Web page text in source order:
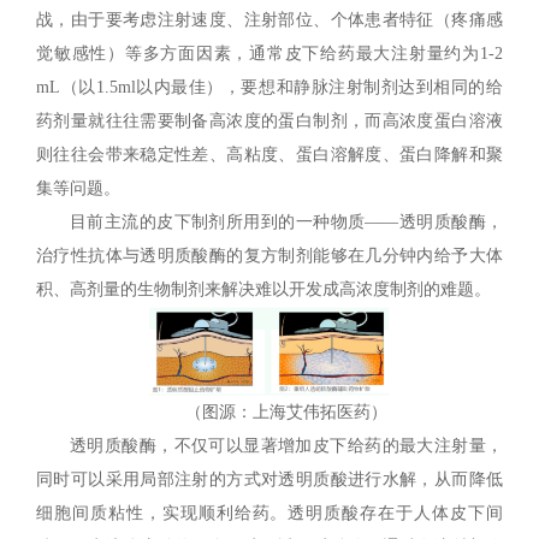
战，由于要考虑注射速度、注射部位、个体患者特征（疼痛感
觉敏感性）等多方面因素，通常皮下给药最大注射量约为1-2
mL（以1.5ml以内最佳），要想和静脉注射制剂达到相同的给
药剂量就往往需要制备高浓度的蛋白制剂，而高浓度蛋白溶液
则往往会带来稳定性差、高粘度、蛋白溶解度、蛋白降解和聚
集等问题。
目前主流的皮下制剂所用到的一种物质——透明质酸酶，
治疗性抗体与透明质酸酶的复方制剂能够在几分钟内给予大体
积、高剂量的生物制剂来解决难以开发成高浓度制剂的难题。
（图源：上海艾伟拓医药）
透明质酸酶，不仅可以显著增加皮下给药的最大注射量，
同时可以采用局部注射的方式对透明质酸进行水解，从而降低
细胞间质粘性，实现顺利给药。透明质酸存在于人体皮下间